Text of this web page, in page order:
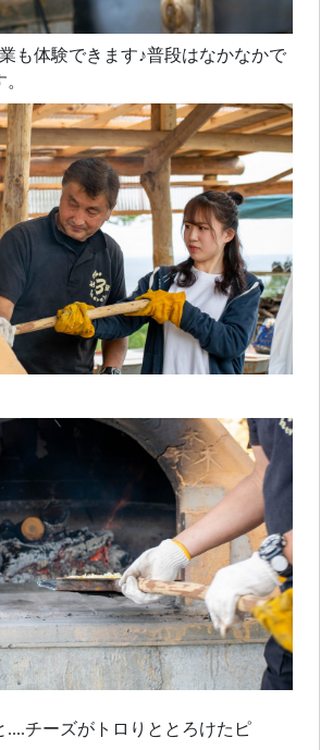
も体験できます♪普段はなかなかで
....チーズがトロりととろけたピ